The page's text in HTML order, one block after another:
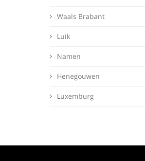
Waals Brabant
Luik
Namen
Henegouwen
Luxemburg